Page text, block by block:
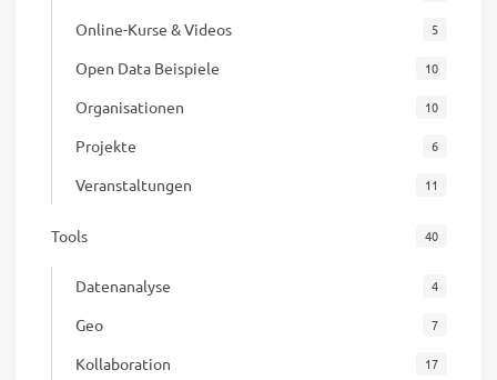
Online-Kurse & Videos
5
Open Data Beispiele 10
Organisationen 10
Projekte 6
Veranstaltungen 11
Tools 40
Datenanalyse 4
Geo 7
Kollaboration 17